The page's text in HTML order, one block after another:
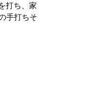
打ち、家
手打ちそ